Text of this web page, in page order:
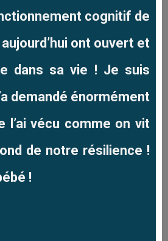
cognitif de
ont ouvert et
dans sa vie ! Je suis
demandé énormément
l’ai vécu comme on vit
de notre résilience !
!